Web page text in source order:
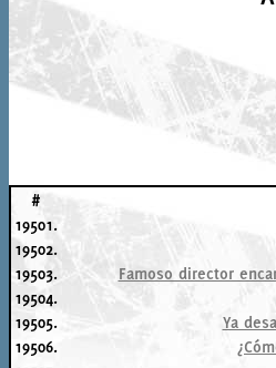
#
19501.
19502.
19503.
Famoso director
19504.
19505.
Ya
19506.